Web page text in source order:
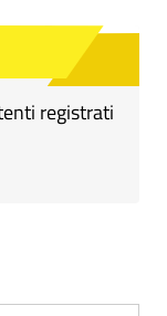
registrati